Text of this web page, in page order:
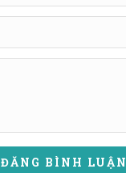
ĐĂNG BÌNH LUẬN